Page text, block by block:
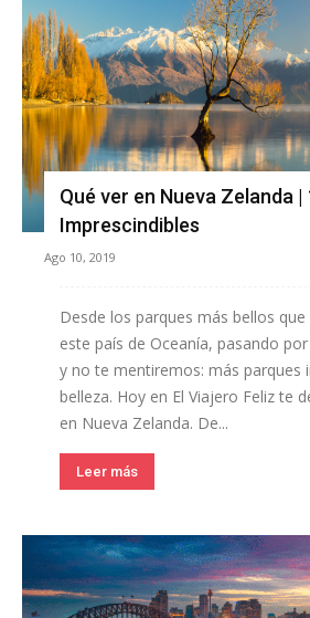
Qué ver en Nueva Zelanda |
Imprescindibles
Ago 10, 2019
Desde los parques más bellos
este país de Oceanía, pasando
y no te mentiremos: más parques
belleza. Hoy en El Viajero Feliz te
en Nueva Zelanda. De...
Leer más